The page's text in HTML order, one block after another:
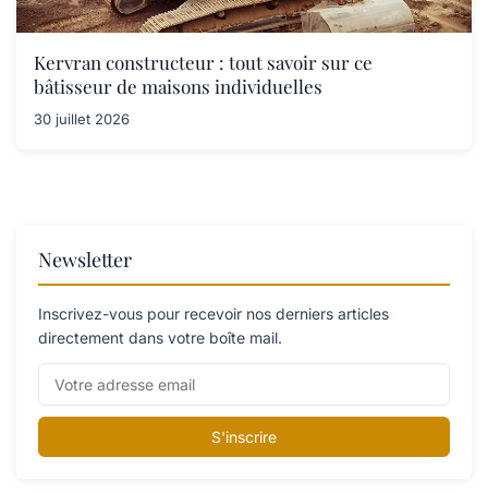
Kervran constructeur : tout savoir sur ce
bâtisseur de maisons individuelles
30 juillet 2026
Newsletter
Inscrivez-vous pour recevoir nos derniers articles
directement dans votre boîte mail.
S'inscrire